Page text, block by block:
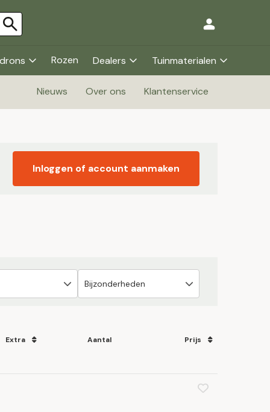
Rozen Dealers Tuinmaterialen
Nieuws Over ons Klantenservice
Inloggen of account aanmaken
Extra Aantal Prijs